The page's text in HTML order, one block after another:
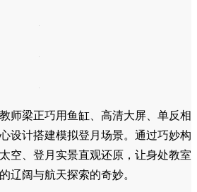
师梁正巧用鱼缸、高清大屏、单反相
设计搭建模拟登月场景。通过巧妙构
空、登月实景直观还原，让身处教室
辽阔与航天探索的奇妙。